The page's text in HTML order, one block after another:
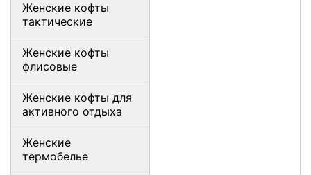
Женские кофты
тактические
Женские кофты
флисовые
Женские кофты для
активного отдыха
Женские
термобелье